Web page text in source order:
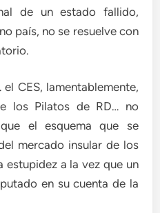
de un estado fallido,
país, no se resuelve con
CES, lamentablemente,
los Pilatos de RD… no
el esquema que se
mercado insular de los
estupidez a la vez que un
en su cuenta de la